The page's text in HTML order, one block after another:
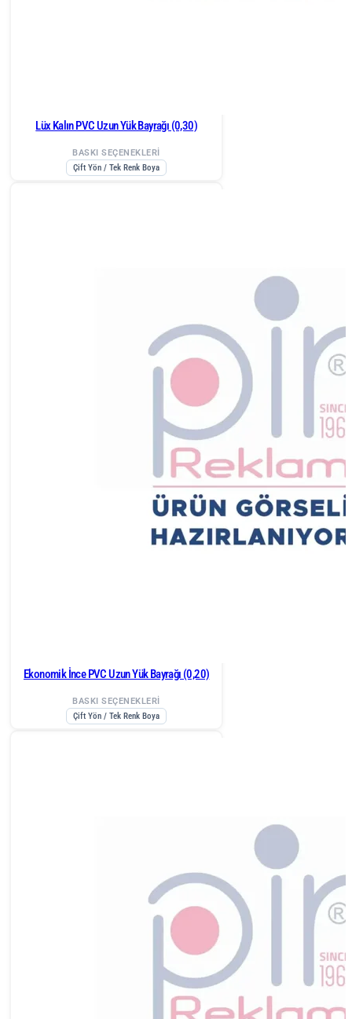
Lüx Kalın PVC Uzun Yük Bayrağı (0,30)
BASKI SEÇENEKLERİ
Çift Yön / Tek Renk Boya
Ekonomik İnce PVC Uzun Yük Bayrağı (0,20)
BASKI SEÇENEKLERİ
Çift Yön / Tek Renk Boya